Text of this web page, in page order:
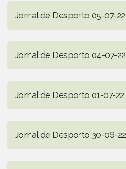
Jornal de Desporto 05-07-22
Jornal de Desporto 04-07-22
Jornal de Desporto 01-07-22
Jornal de Desporto 30-06-22